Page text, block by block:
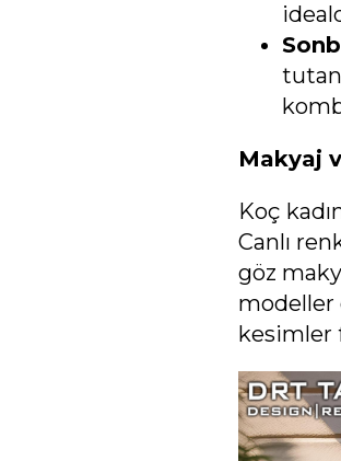
tutan
Makyaj
Koç
Canlı
göz
modeller
kesimler